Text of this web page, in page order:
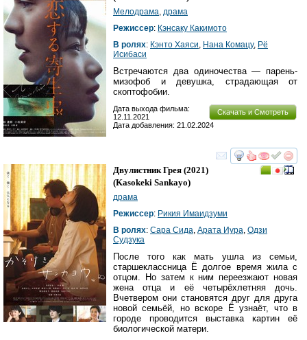
Мелодрама, драма
Режиссер: Кэнсаку Какимото
В ролях: Кэнто Хаяси, Нана Комацу, Рё
Исибаси
Встречаются два одиночества — парень-
мизофоб и девушка, страдающая от
скоптофобии.
Скачать и Смотреть
Дата выхода фильма:
12.11.2021
Дата добавления: 21.02.2024
смотреть
Двулистник Грея (2021)
(Kasokeki Sankayo)
драма
Режиссер: Рикия Имаидзуми
В ролях: Сара Сида, Арата Иура, Одзи
Судзука
После того как мать ушла из семьи,
старшеклассница Ё долгое время жила с
отцом. Но затем к ним переезжают новая
жена отца и её четырёхлетняя дочь.
Вчетвером они становятся друг для друга
новой семьёй, но вскоре Ё узнаёт, что в
городе проводится выставка картин её
биологической матери.